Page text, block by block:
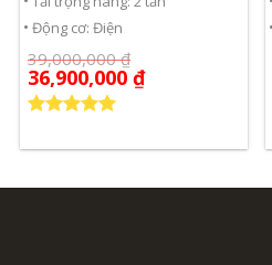
Động cơ: Điện
39,000,000₫
36,900,000 ₫
hạng5.00